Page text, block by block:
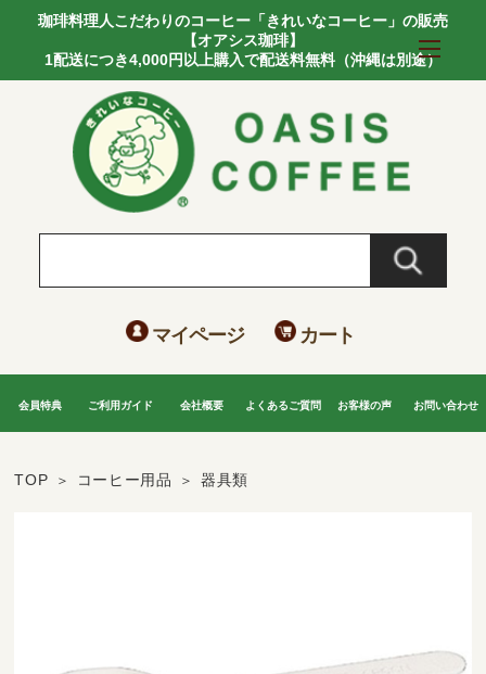
珈琲料理人こだわりのコーヒー「きれいなコーヒー」の販売
【オアシス珈琲】
1配送につき4,000円以上購入で配送料無料（沖縄は別途）
マイページ カート
会員特典 ご利用ガイド 会社概要 よくあるご質問 お客様の声 お問い合わせ
TOP コーヒー用品 器具類